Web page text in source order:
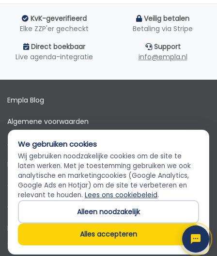
KvK-geverifieerd
Elke ZZP'er gecheckt
Veilig betalen
Betaling via Stripe
Direct boekbaar
Live agenda-integratie
Support
info@empla.nl
Empla Blog
Algemene voorwaarden
AVG
Privacybeleid
Cookiebeleid
Cookievoorkeuren
Klantenservice
© 2026 Empla B.V. Alle rechten voorbehouden
Empla Assistent
Altijd beschikbaar, stel een vraag
We gebruiken cookies
Wij gebruiken noodzakelijke cookies om de site te
laten werken. Met je toestemming gebruiken we ook
analytische en marketingcookies (Google Analytics,
Google Ads en Hotjar) om de site te verbeteren en
relevant te houden. Lees ons cookiebeleid.
Alleen noodzakelijk
Alles accepteren